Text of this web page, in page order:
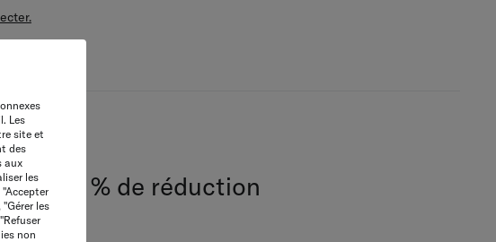
de 10 % de réduction
Les
site et
des
aux
les
les
non